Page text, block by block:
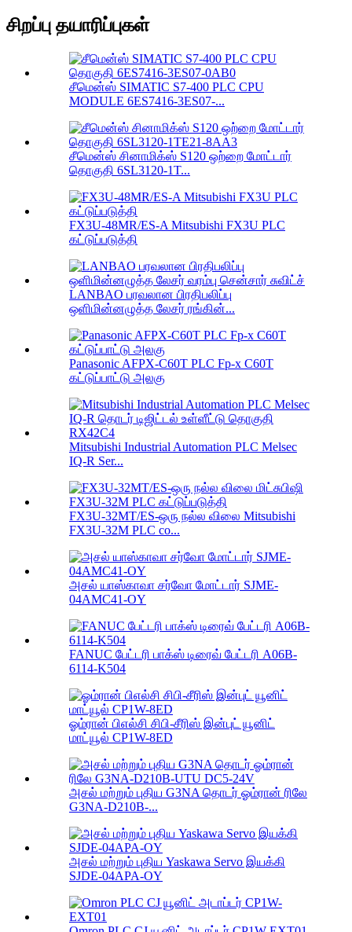
சிறப்பு தயாரிப்புகள்
சீமென்ஸ் SIMATIC S7-400 PLC CPU
MODULE 6ES7416-3ES07-...
சீமென்ஸ் சினாமிக்ஸ் S120 ஒற்றை மோட்டார்
தொகுதி 6SL3120-1T...
FX3U-48MR/ES-A Mitsubishi FX3U PLC
கட்டுப்படுத்தி
LANBAO பரவலான பிரதிபலிப்பு
ஒளிமின்னழுத்த லேசர் ரங்கின்...
Panasonic AFPX-C60T PLC Fp-x C60T
கட்டுப்பாட்டு அலகு
Mitsubishi Industrial Automation PLC Melsec
IQ-R Ser...
FX3U-32MT/ES-ஒரு நல்ல விலை Mitsubishi
FX3U-32M PLC co...
அசல் யாஸ்காவா சர்வோ மோட்டார் SJME-
04AMC41-OY
FANUC பேட்டரி பாக்ஸ் டிரைவ் பேட்டரி A06B-
6114-K504
ஓம்ரான் பிஎல்சி சிபி-சீரிஸ் இன்புட் யூனிட்
மாட்யூல் CP1W-8ED
அசல் மற்றும் புதிய G3NA தொடர் ஓம்ரான் ரிலே
G3NA-D210B-...
அசல் மற்றும் புதிய Yaskawa Servo இயக்கி
SJDE-04APA-OY